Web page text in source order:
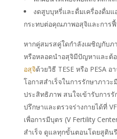
งดสูบบุหรี่และดื่มเครื่องดื่มแ
กระทบต่อคุณภาพอสุจิและการ
หากคู่สมรสคู่ใดกำลังเผชิญกับภ
หรือหลอดนำอสุจิมีปัญหาและต้อ
อสุจิด้วยวิธี TESE หรือ PESA อ
โอกาสสำเร็จในการรักษาภาวะ
ประสิทธิภาพ สนใจเข้ารับการ
ปรึกษาและตรวจร่างกายได้ที่
เพื่อการมีบุตร (V Fertility
สำเร็จ ดูแลทุกขั้นตอนโดยสูติน